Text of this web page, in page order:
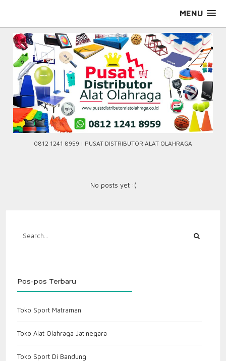
MENU
0812 1241 8959 | PUSAT DISTRIBUTOR ALAT OLAHRAGA
No posts yet :(
Pos-pos Terbaru
Toko Sport Matraman
Toko Alat Olahraga Jatinegara
Toko Sport Di Bandung